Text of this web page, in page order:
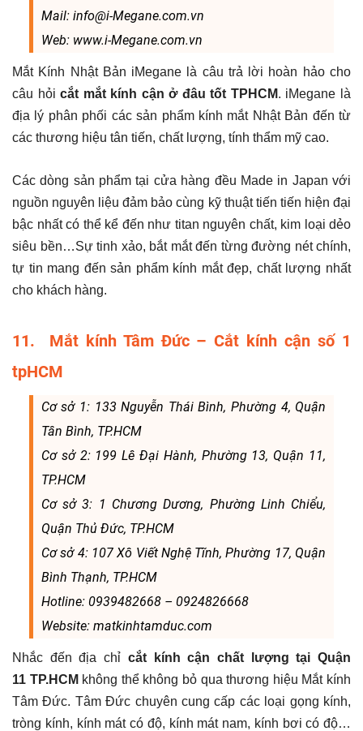
Mail: info@i-Megane.com.vn
Web: www.i-Megane.com.vn
Mắt Kính Nhật Bản iMegane là câu trả lời hoàn hảo cho
câu hỏicắt mắt kính cận ở đâu tốt TPHCM. iMegane là
địa lý phân phối các sản phẩm kính mắt Nhật Bản đến từ
các thương hiệu tân tiến, chất lượng, tính thẩm mỹ cao.
Các dòng sản phẩm tại cửa hàng đều Made in Japan với
nguồn nguyên liệu đảm bảo cùng kỹ thuật tiến tiến hiện đại
bậc nhất có thể kể đến như titan nguyên chất, kim loại dẻo
siêu bền…Sự tinh xảo, bắt mắt đến từng đường nét chính,
tự tin mang đến sản phẩm kính mắt đẹp, chất lượng nhất
cho khách hàng.
11. Mắt kính Tâm Đức – Cắt kính cận số 1
tpHCM
Cơ sở 1: 133 Nguyễn Thái Bình, Phường 4, Quận
Tân Bình, TP.HCM
Cơ sở 2: 199 Lê Đại Hành, Phường 13, Quận 11,
TP.HCM
Cơ sở 3: 1 Chương Dương, Phường Linh Chiểu,
Quận Thủ Đức, TP.HCM
Cơ sở 4: 107 Xô Viết Nghệ Tĩnh, Phường 17, Quận
Bình Thạnh, TP.HCM
Hotline: 0939482668 – 0924826668
Website: matkinhtamduc.com
Nhắc đến địa chỉ cắt kính cận chất lượng tại Quận
11 TP.HCM không thể không bỏ qua thương hiệu Mắt kính
Tâm Đức. Tâm Đức chuyên cung cấp các loại gọng kính,
tròng kính, kính mát có độ, kính mát nam, kính bơi có độ…